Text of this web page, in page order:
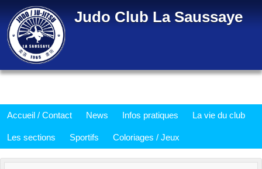
Judo Club La Saussaye
Accueil / Contact News Infos pratiques La vie du club
Les sections Sportifs Coloriages / Jeux
Panneau de gestion des cookies